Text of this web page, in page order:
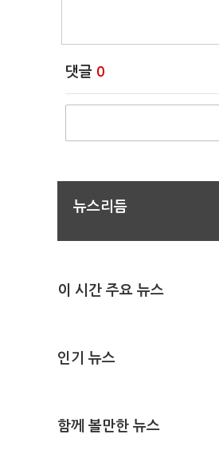
댓글 0
뉴스리듬
이 시간 주요 뉴스
인기 뉴스
함께 볼만한 뉴스